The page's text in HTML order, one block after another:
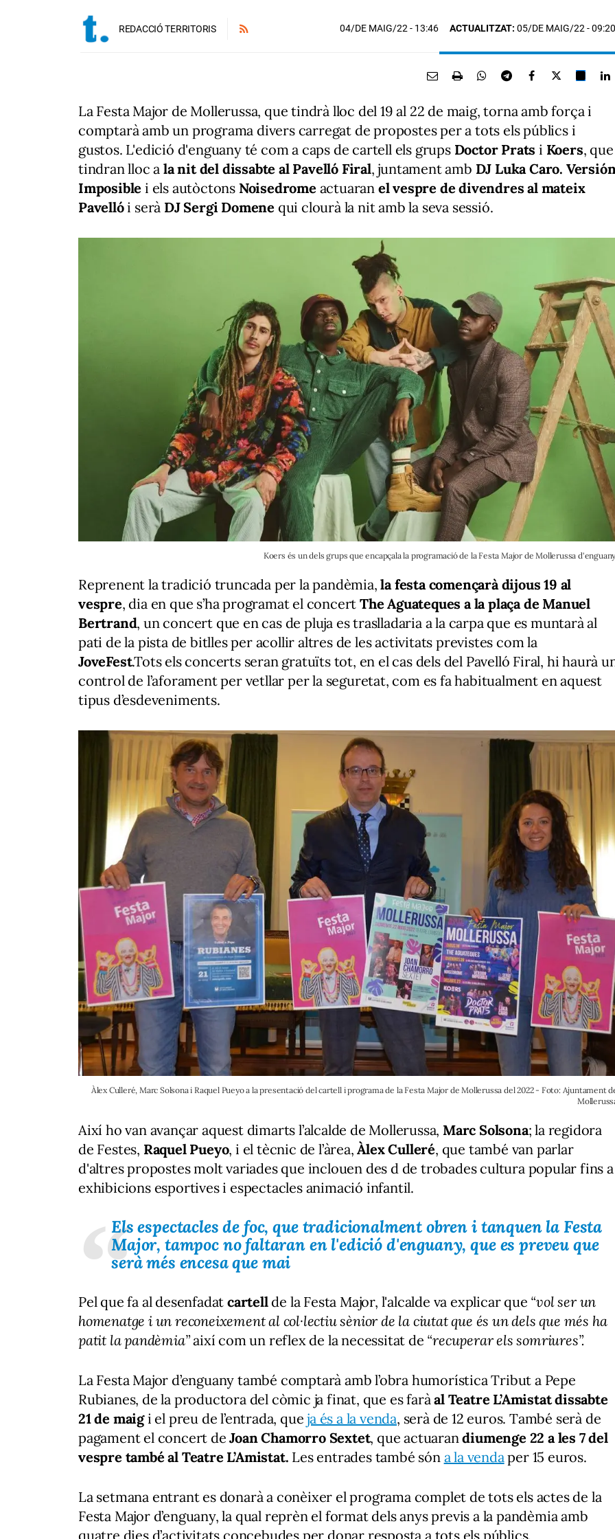
REDACCIÓ TERRITORIS 04/DE MAIG/22- 13:46 ACTUALITZAT: 05/DE MAIG/22 - 09:20
La Festa Major de Mollerussa, que tindrà lloc del 19 al 22 de maig, torna amb força i
comptarà amb un programa divers carregat de propostes per a tots els públics i
gustos. L'edició d'enguany té com a caps de cartell els grups Doctor Prats i Koers, que
tindran lloc ala nit del dissabte al Pavelló Firal, juntament amb DJ Luka Caro.
Imposible i els autòctons Noisedrome actuaran el vespre de divendres al mateix
Pavellói serà DJ Sergi Domene qui clourà la nit amb la seva sessió.
Koers és un dels grups que encapçala la programació de la Festa Major de Mollerussa
Reprenent la tradició truncada per la pandèmia,la festa començarà dijous 19 al
vespre, dia en que s’ha programat el concertThe Aguateques a la plaça de Manuel
Bertrand, un concert que en cas de pluja es traslladaria a la carpa que es muntarà al
pati de la pista de bitlles per acollir altres de les activitats previstes com la
JoveFest.Tots els concerts seran gratuïts tot, en el cas dels del Pavelló Firal, hi haurà
control de l’aforament per vetllar per la seguretat, com es fa habitualment en aquest
tipus d’esdeveniments.
Àlex Culleré, Marc Solsona i Raquel Pueyo a la presentació del cartell i programa de la Festa Major de Mollerussa del 2022 - Foto: Ajuntament
Així ho van avançar aquest dimarts l’alcalde de Mollerussa, Marc Solsona; la regidora
de Festes, Raquel Pueyo, i el tècnic de l’àrea, Àlex Culleré, que també van parlar
d'altres propostes molt variades que inclouen des d de trobades cultura popular fins a
exhibicions esportives i espectacles animació infantil.
Els espectacles de foc, que tradicionalment obren i tanquen la Festa
Major, tampoc no faltaran en l'edició d'enguany, que es preveu que
serà més encesa que mai
Pel que fa al desenfadat cartellde la Festa Major, l'alcalde va explicar que “vol ser un
homenatge i un reconeixement al col·lectiu sènior de la ciutat que és un dels que més ha
patit la pandèmia”així com un reflex de la necessitat de “recuperar els somriures”.
La Festa Major d’enguany també comptarà amb l’obra humorística Tribut a Pepe
Rubianes, de la productora del còmic ja finat, que es farà al Teatre L’Amistat dissabte
21 de maigi el preu de l’entrada, queja és a la venda, serà de 12 euros. També serà de
pagament el concert deJoan Chamorro Sextet, que actuarandiumenge 22 a les 7 del
vespre també al Teatre L’Amistat. Les entrades també són a la venda per 15 euros.
La setmana entrant es donarà a conèixer el programa complet de tots els actes de la
Festa Major d’enguany, la qual reprèn el format dels anys previs a la pandèmia amb
quatre dies d’activitats concebudes per donar resposta a tots els públics.